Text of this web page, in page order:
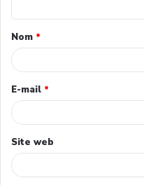
Nom *
E-mail *
Site web